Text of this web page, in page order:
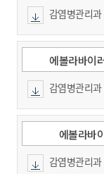
감염병관리과
에볼라바이
감염병관리과
에볼라바
감염병관리과